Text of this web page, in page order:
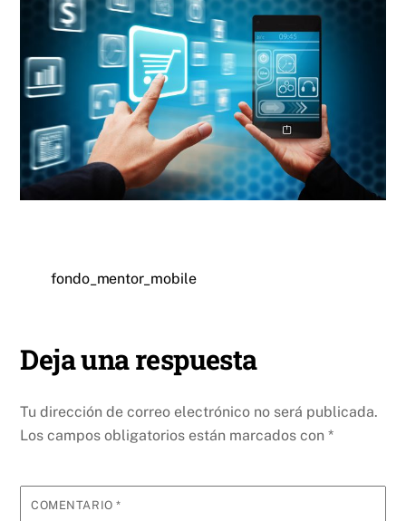
fondo_mentor_mobile
Deja una respuesta
Tu dirección de correo electrónico no será publicada.
Los campos obligatorios están marcados con*
COMENTARIO*